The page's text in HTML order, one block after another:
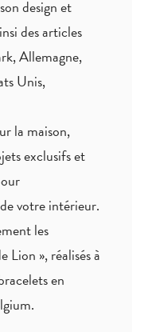
design et
des articles
Allemagne,
Unis,
la maison,
exclusifset
votre intérieur.
les
Lion », réalisés à
en